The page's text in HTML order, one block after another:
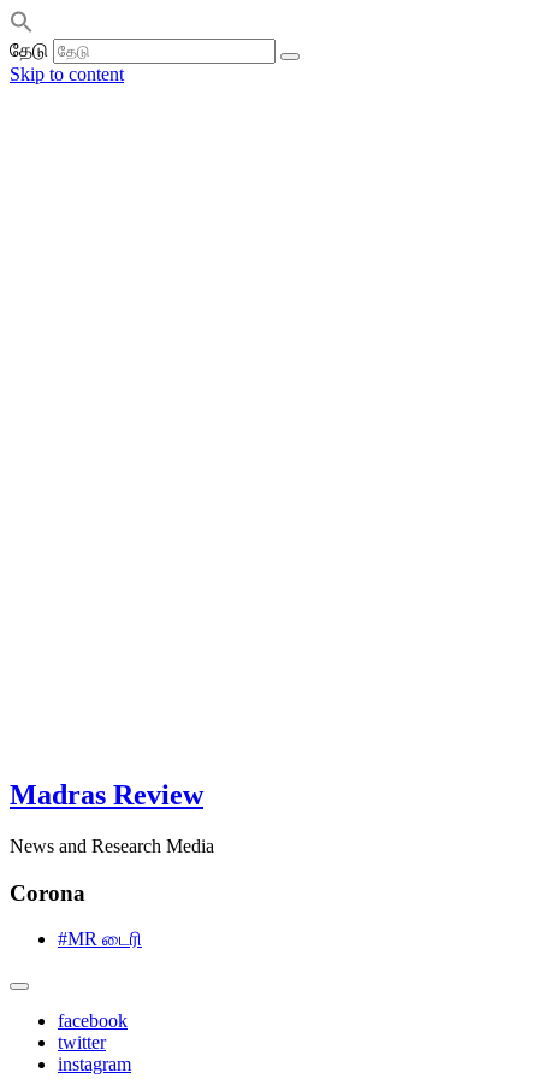
தேடு
Skip to content
Madras Review
News and Research Media
Corona
#MR டைரி
facebook
twitter
instagram